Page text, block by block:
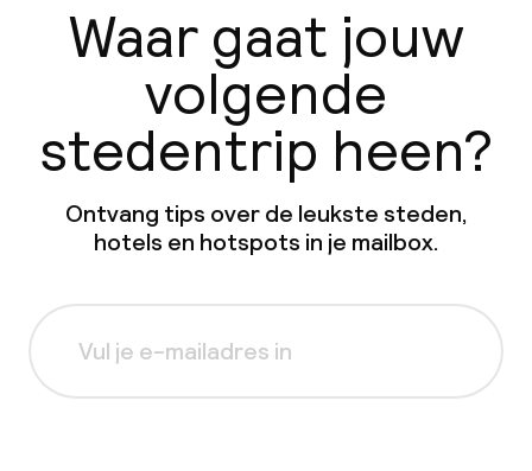
Waar gaat jouw
volgende
stedentrip heen?
Ontvang tips over de leukste steden,
hotels en hotspots in je mailbox.